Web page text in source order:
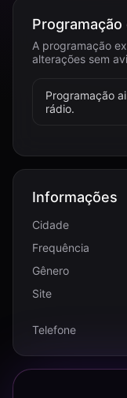
Programação
A programação
alterações sem
Programação
rádio.
Informações
Cidade
Frequência
Gênero
Site
Telefone